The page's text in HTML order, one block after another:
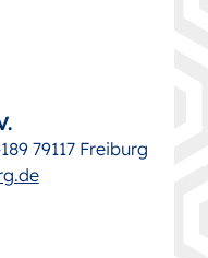
79117 Freiburg